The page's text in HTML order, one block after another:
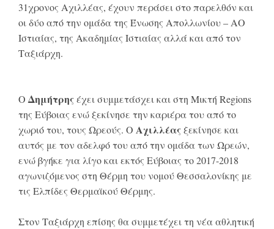
31χρονος Αχιλλέας, έχουν περάσει στο παρελθόν και
οι δύο από την ομάδα της Ένωσης Απολλωνίου – ΑΟ
Ιστιαίας, της Ακαδημίας Ιστιαίας αλλά και από τον
Ταξιάρχη.
Ο Δημήτρηςέχει συμμετάσχει και στη Μικτή Regions
της Εύβοιας ενώ ξεκίνησε την καριέρα του από το
χωριό του, τους Ωρεούς. Ο Αχιλλέαςξεκίνησε και
αυτός με τον αδελφό του από την ομάδα των Ωρεών,
ενώ βγήκε για λίγο και εκτός Εύβοιας το 2017-2018
αγωνιζόμενος στη Θέρμη του νομού Θεσσαλονίκης με
τις Ελπίδες Θερμαϊκού Θέρμης.
Στον Ταξιάρχη επίσης θα συμμετέχει τη νέα αθλητική